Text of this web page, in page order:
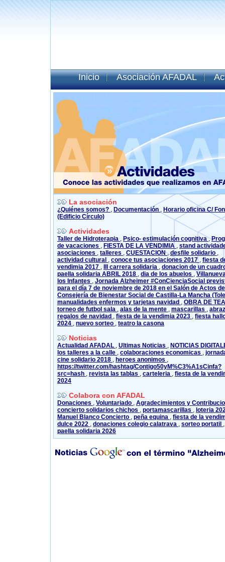
Inicio Asociación AFADAL
La asociación
¿Quiénes somos? , Documentación , Horario oficina C/
(Edificio Círculo)
Actividades
Taller de Hidroterapia , Psico- estimulación cognitiva,
de vacaciones , FIESTA DE LA VENDIMIA , stand
asociaciones , talleres , CUESTACION,desfile solidario ,
actividad cultural , conoce tus asociaciones 2017 , fiesta
vendimia 2017 , III carrera solidaria , donacion de un
paella solidaria ABRIL 2018 , dia de los abuelos ,
los Infantes , Jornada Alzheimer #ConCienciaSocial
para el día 7 de noviembre de 2018 en el Salón de Actos
Consejería de Bienestar Social de Castilla-La Mancha
manualidades enfermos y tarjetas navidad , OBRA DE
torneo de futbol sala , alas de la mente , mascarillas ,
regalos de navidad , fiesta de la vendimia 2023 , fiesta
2024 , nuevo sorteo , teatro la casona
Noticias
Actualidad AFADAL , Ultimas Noticias , NOTICIAS
los talleres a la calle , colaboraciones economicas ,
cine solidario 2018 , heroes anonimos ,
https://twitter.com/hashtag/Contigo50yM%C3%A1sCinfa?
src=hash , revista las tablas , carteleria , fiesta de la
2024
Colabora con AFADAL
Donaciones , Voluntariado , Agradecimientos y
concierto solidarios chichos , portamascarillas , loteria
Manuel Blanco Concierto , peña equina , fiesta de la
dulce 2022 , donaciones colegio calatrava , sorteo portatil ,
paella solidaria 2026